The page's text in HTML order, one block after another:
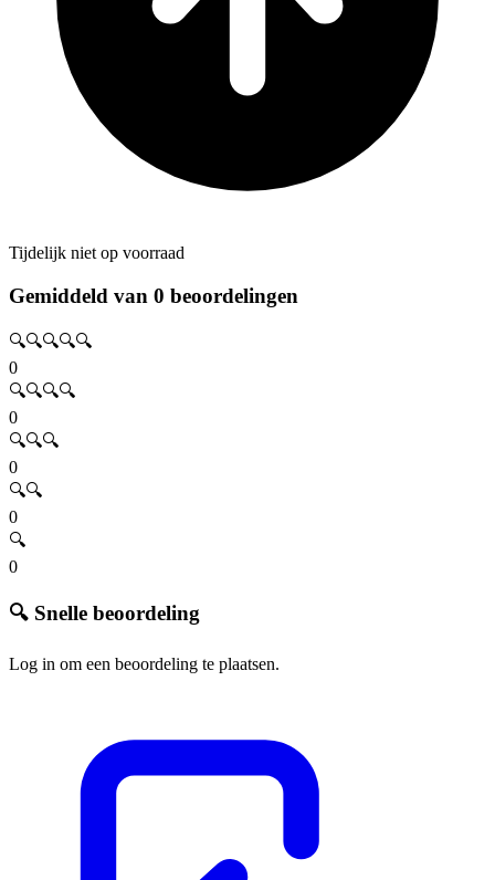
Tijdelijk niet op voorraad
Gemiddeld van 0 beoordelingen
🔍🔍🔍🔍🔍
0
🔍🔍🔍🔍
0
🔍🔍🔍
0
🔍🔍
0
🔍
0
🔍 Snelle beoordeling
Log in om een beoordeling te plaatsen.